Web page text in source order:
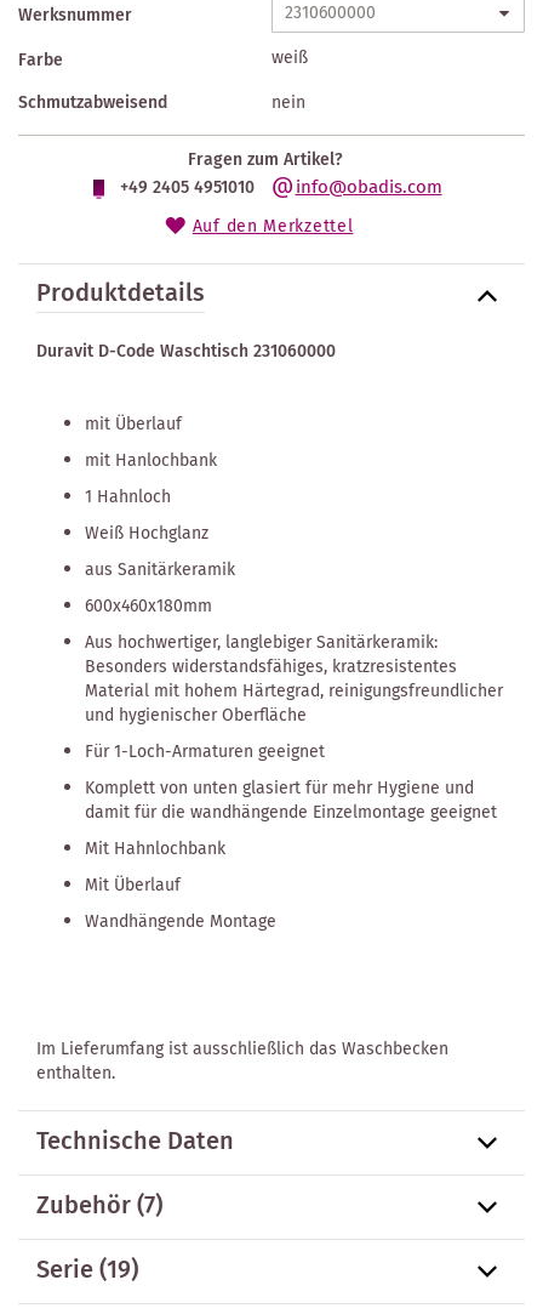
Werksnummer
Farbe
weiß
Schmutzabweisend
nein
Fragen zum Artikel?
+49 2405 4951010
info@obadis.com
Auf den Merkzettel
Produktdetails
Duravit D-Code Waschtisch 231060000
mit Überlauf
mit Hanlochbank
1 Hahnloch
Weiß Hochglanz
aus Sanitärkeramik
600x460x180mm
Aus hochwertiger, langlebiger Sanitärkeramik:
Besonders widerstandsfähiges, kratzresistentes
Material mit hohem Härtegrad, reinigungsfreundlicher
und hygienischer Oberfläche
Für 1-Loch-Armaturen geeignet
Komplett von unten glasiert für mehr Hygiene und
damit für die wandhängende Einzelmontage geeignet
Mit Hahnlochbank
Mit Überlauf
Wandhängende Montage
Im Lieferumfang ist ausschließlich das Waschbecken
enthalten.
Technische Daten
Zubehör(7)
Serie(19)